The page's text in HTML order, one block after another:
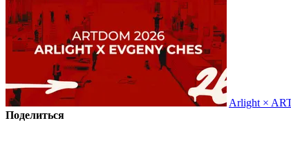
Arlight ×
Поделиться